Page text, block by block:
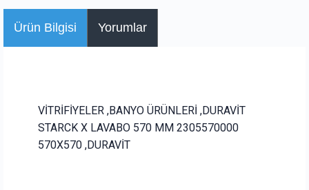
Ürün Bilgisi Yorumlar
VİTRİFİYELER ,BANYO ÜRÜNLERİ ,DURAVİT
STARCK X LAVABO 570 MM 2305570000
570X570 ,DURAVİT